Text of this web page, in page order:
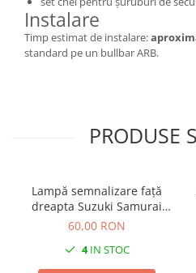
Instalare
Timp estimat de instalare:
standard pe un bullbar ARB.
PRODUSE
Lampă semnalizare față
dreapta Suzuki Samurai
1984-1997
60,00 RON
4IN STOC